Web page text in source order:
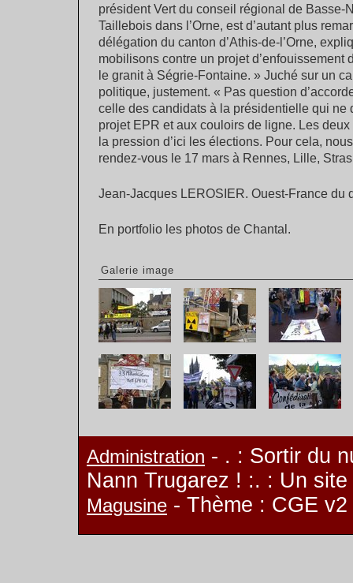
président Vert du conseil régional de Basse-
Taillebois dans l’Orne, est d’autant plus
délégation du canton d’Athis-de-l’Orne,
mobilisons contre un projet d’enfouissement
le granit à Ségrie-Fontaine. » Juché sur un
politique, justement. « Pas question
celle des candidats à la présidentielle qui ne
projet EPR et aux couloirs de ligne. Les
la pression d’ici les élections. Pour cela,
rendez-vous le 17 mars à Rennes, Lille,
Jean-Jacques LEROSIER. Ouest-France du
En portfolio les photos de Chantal.
Galerie image
Administration - . : Sortir du
Nann Trugarez ! :. : Un
Magusine - Thème : CGE v2